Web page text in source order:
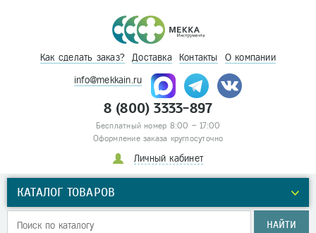
Как сделать заказ? Доставка Контакты О компании
info@mekkain.ru
8 (800) 3333-897
Бесплатный номер 8:00 – 17:00
Оформление заказа круглосуточно
Личный кабинет
КАТАЛОГ ТОВАРОВ
НАЙТИ